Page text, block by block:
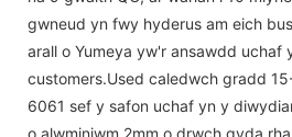
gwneud yn fwy hyderus am eich
arall o Yumeya yw'r ansawdd uchaf
customers.Used caledwch gradd
6061 sef y safon uchaf yn y